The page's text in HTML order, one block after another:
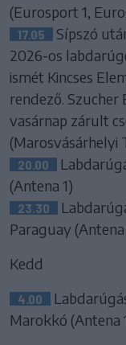
(Eurosport 1,
17.05
Sípszó
2026-os
ismét Kincses
rendező.
vasárnap zárult
(Marosvásárhelyi
20.00
(Antena 1)
23.30
Paraguay (Antena
Kedd
4.00
Marokkó (Antena